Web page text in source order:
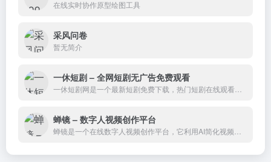
在线实时协作原型绘图工具
采风问卷
暂无简介
一休短剧 – 全网短剧无广告免费观看
蝉镜 – 数字人视频创作平台